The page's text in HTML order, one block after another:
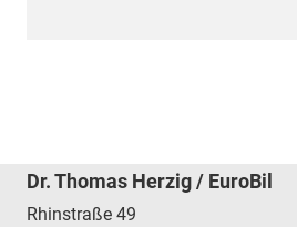
Dr. Thomas Herzig / EuroBil
Rhinstraße 49